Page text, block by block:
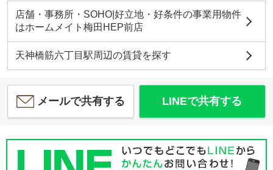
店舗・事務所・SOHO|好立地・好条件の事業用物件
はホームメイト梅田HEP前店
天神橋筋六丁目駅周辺の賃貸を探す
メールで共有する LINEで共有する